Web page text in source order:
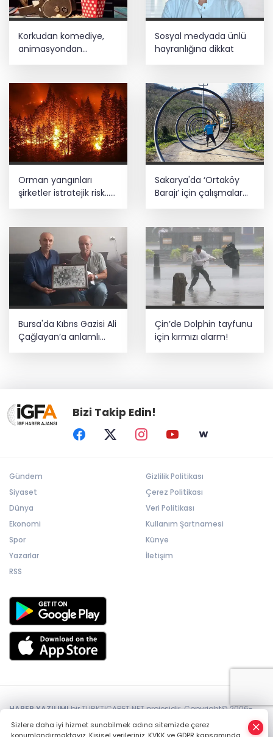
Korkudan komediye,
animasyondan
Sosyal medyada ünlü
hayranlığına dikkat
Orman yangınları
şirketler istratejik risk...
Sigorta açığı büyüyor
Sakarya'da ‘Ortaköy
Barajı’ için çalışmalar
başladı
Bursa'da Kıbrıs Gazisi Ali
Çağlayan’a anlamlı
ziyaret
Çin’de Dolphin tayfunu
için kırmızı alarm!
Bizi Takip Edin!
Gündem
Siyaset
Dünya
Ekonomi
Spor
Yazarlar
RSS
Gizlilik Politikası
Çerez Politikası
Veri Politikası
Kullanım Şartnamesi
Künye
İletişim
HABER YAZILIMIbir TURKTICARET.NET projesidir. Copyright© 2006-
Sizlere daha iyi hizmet sunabilmek adına sitemizde çerez